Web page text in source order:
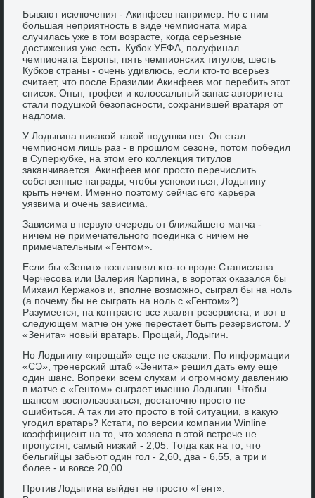
Бывают исключения - Акинфеев например. Но с ним
большая неприятность в виде чемпионата мира
случилась уже в том возрасте, когда серьезные
достижения уже есть. Кубок УЕФА, полуфинал
чемпионата Европы, пять чемпионских титулов, шесть
Кубков страны - очень удивлюсь, если кто-то всерьез
считает, что после Бразилии Акинфеев мог перебить этот
список. Опыт, трофеи и колоссальный запас авторитета
стали подушкой безопасности, сохранившей вратаря от
надлома.
У Лодыгина никакой такой подушки нет. Он стал
чемпионом лишь раз - в прошлом сезоне, потом победил
в Суперкубке, на этом его коллекция титулов
заканчивается. Акинфеев мог просто перечислить
собственные награды, чтобы успокоиться, Лодыгину
крыть нечем. Именно поэтому сейчас его карьера
уязвима и очень зависима.
Зависима в первую очередь от ближайшего матча -
ничем не примечательного поединка с ничем не
примечательным «Гентом».
Если бы «Зенит» возглавлял кто-то вроде Станислава
Черчесова или Валерия Карпина, в воротах оказался бы
Михаил Кержаков и, вполне возможно, сыграл бы на ноль
(а почему бы не сыграть на ноль с «Гентом»?).
Разумеется, на контрасте все хвалят резервиста, и вот в
следующем матче он уже перестает быть резервистом. У
«Зенита» новый вратарь. Прощай, Лодыгин.
Но Лодыгину «прощай» еще не сказали. По информации
«СЭ», тренерский штаб «Зенита» решил дать ему еще
один шанс. Вопреки всем слухам и огромному давлению
в матче с «Гентом» сыграет именно Лодыгин. Чтобы
шансом воспользоваться, достаточно просто не
ошибиться. А так ли это просто в той ситуации, в какую
угодил вратарь? Кстати, по версии компании Winline
коэффициент на то, что хозяева в этой встрече не
пропустят, самый низкий - 2,05. Тогда как на то, что
бельгийцы забьют один гол - 2,60, два - 6,55, а три и
более - и вовсе 20,00.
Против Лодыгина выйдет не просто «Гент».